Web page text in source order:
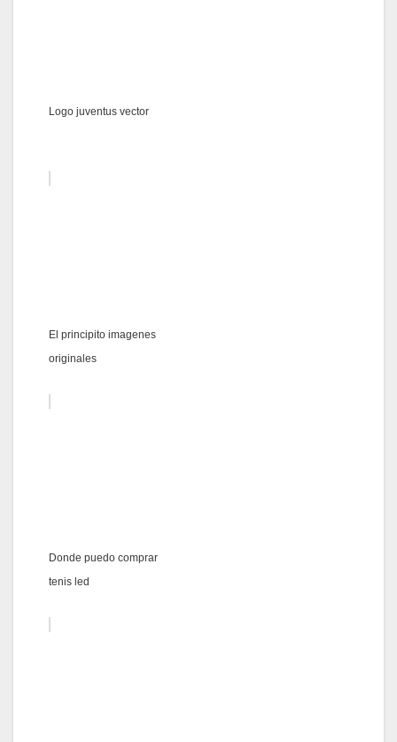
Logo juventus vector
El principito imagenes
originales
Donde puedo comprar
tenis led